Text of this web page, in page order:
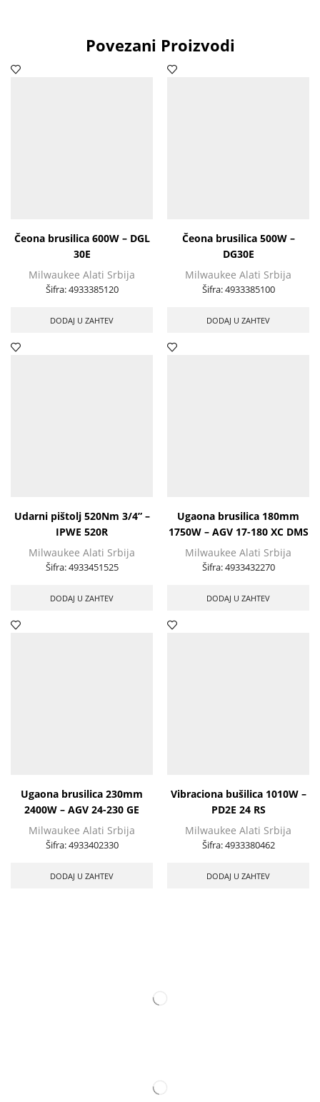
Povezani Proizvodi
Čeona brusilica 600W – DGL
30E
Milwaukee Alati Srbija
Šifra:4933385120
DODAJ U ZAHTEV
Čeona brusilica 500W –
DG30E
Milwaukee Alati Srbija
Šifra:4933385100
DODAJ U ZAHTEV
Udarni pištolj 520Nm 3/4” –
IPWE 520R
Milwaukee Alati Srbija
Šifra:4933451525
DODAJ U ZAHTEV
Ugaona brusilica 180mm
1750W – AGV 17-180 XC DMS
Milwaukee Alati Srbija
Šifra:4933432270
DODAJ U ZAHTEV
Ugaona brusilica 230mm
2400W – AGV 24-230 GE
Milwaukee Alati Srbija
Šifra:4933402330
DODAJ U ZAHTEV
Vibraciona bušilica 1010W –
PD2E 24 RS
Milwaukee Alati Srbija
Šifra:4933380462
DODAJ U ZAHTEV